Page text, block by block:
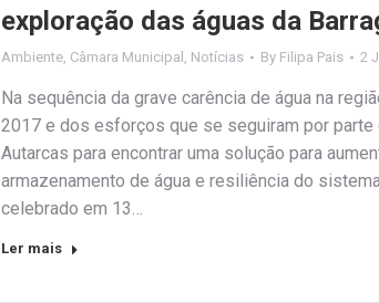
exploração das águas da
Ambiente Câmara Municipal Notícias By Filipa Pais 2
Na sequência da grave carência de água na
2017 e dos esforços que se seguiram por
Autarcas para encontrar uma solução para
armazenamento de água e resiliência do
celebrado em 13…
Ler mais